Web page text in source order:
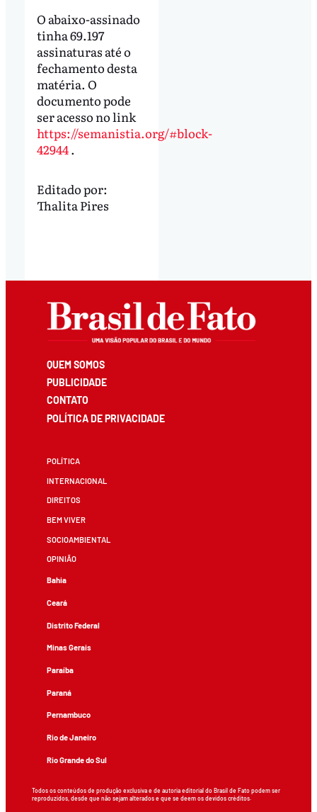
O abaixo-assinado
tinha 69.197
assinaturas até o
fechamento desta
matéria. O
documento pode
ser acesso no link
https://semanistia.org/#block-
42944.
Editado por:
Thalita Pires
QUEM SOMOS
PUBLICIDADE
CONTATO
POLÍTICA DE PRIVACIDADE
POLÍTICA
INTERNACIONAL
DIREITOS
BEM VIVER
SOCIOAMBIENTAL
OPINIÃO
Bahia
Ceará
Distrito Federal
Minas Gerais
Paraíba
Paraná
Pernambuco
Rio de Janeiro
Rio Grande do Sul
Todos os conteúdos de produção exclusiva e de autoria editorial do Brasil de Fato podem ser
reproduzidos, desde que não sejam alterados e que se deem os devidos créditos.